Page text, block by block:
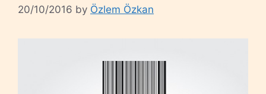
20/10/2016 by Özlem Özkan